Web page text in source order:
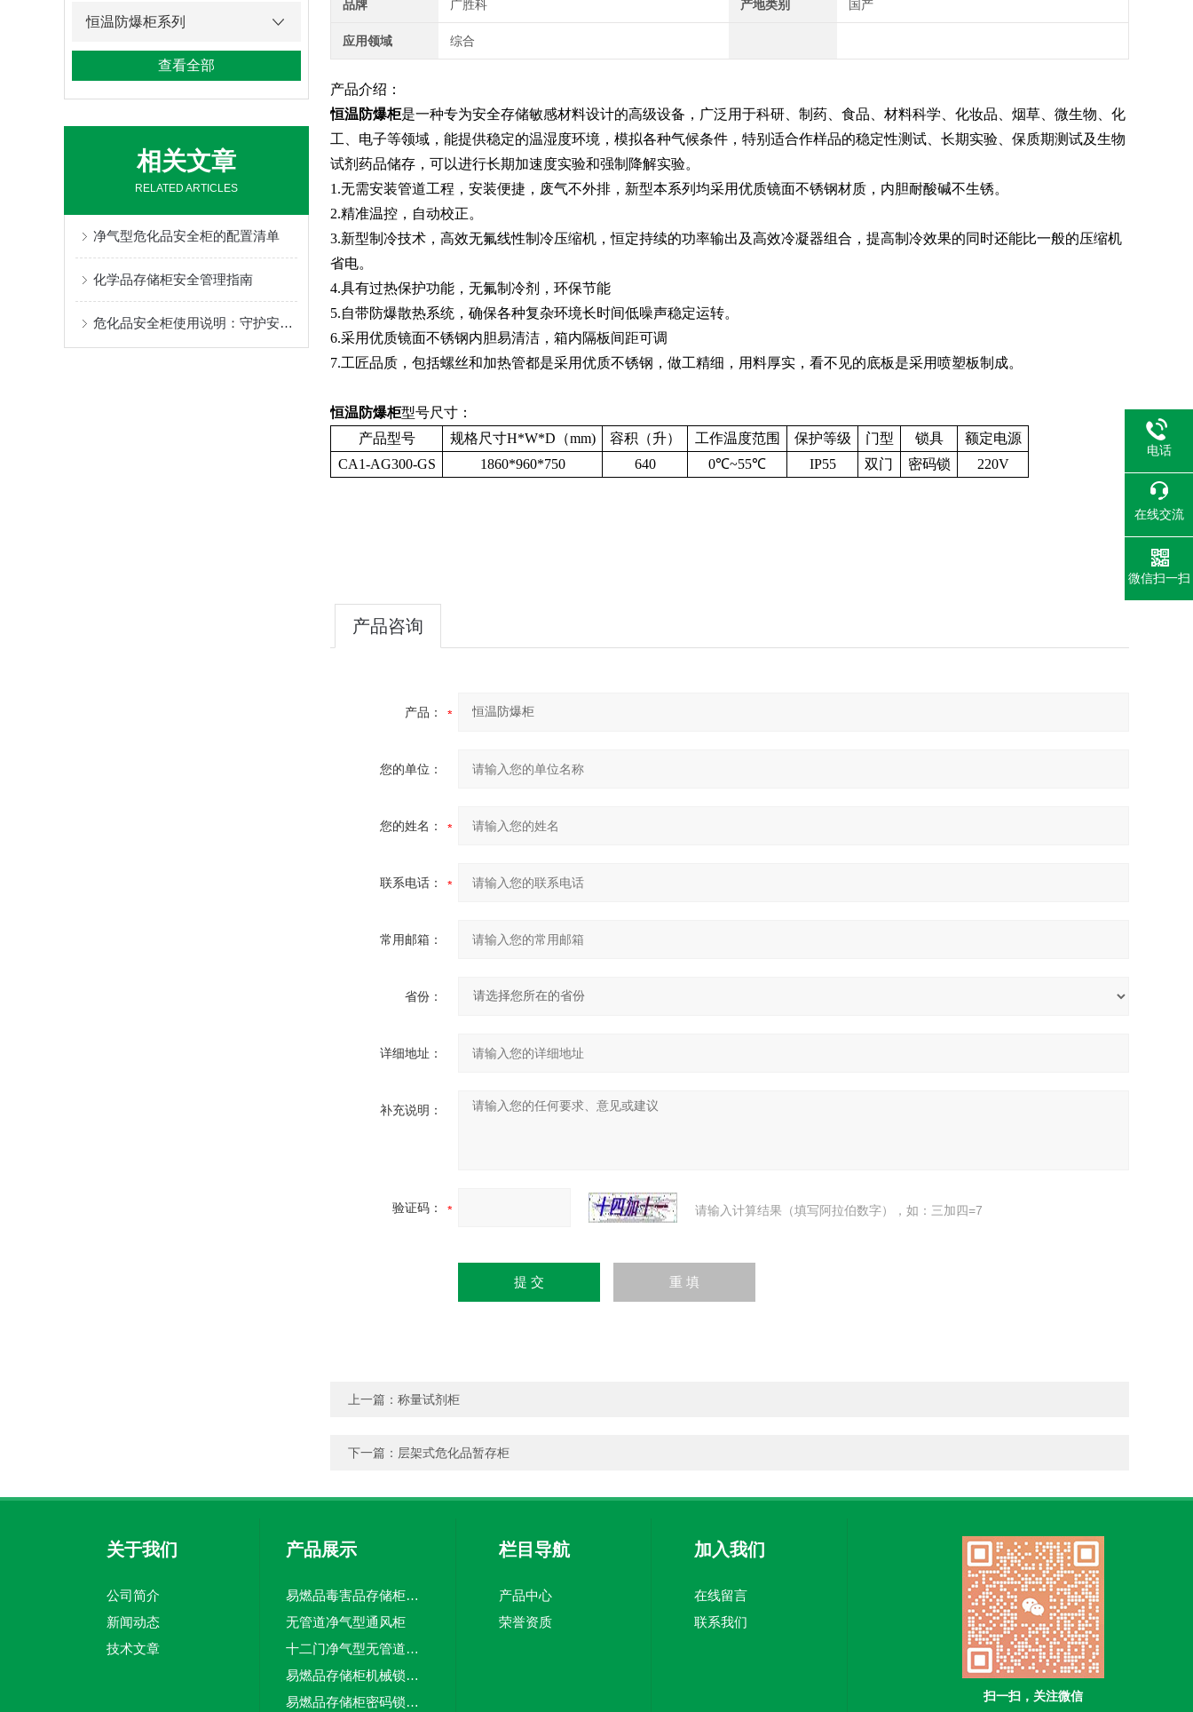
恒温防爆柜系列
查看全部
相关文章
RELATED ARTICLES
净气型危化品安全柜的配置清单
化学品存储柜安全管理指南
危化品安全柜使用说明：守护安全的每一步
品牌 广胜科 产地类别 国产
应用领域 综合
产品介绍：
恒温防爆柜是一种专为安全存储敏感材料设计的高级设备，广泛用于科研、制药、食品、材料科学、化妆品、烟草、微生物、化
工、电子等领域 ， 能提供稳定的温湿度环境，模拟各种气候条件，特别适合作样品的稳定性测试、长期实验、保质期测试及生物
试剂药品储存 ， 可以进行长期加速度实验和强制降解实验。
优点：1.无需安装管道工程，安装便捷，废气不外排，新型本系列均采用优质镜面不锈钢材质，内胆耐酸碱不生锈。
2.精准温控，自动校正。
3.新型制冷技术，高效无氟线性制冷压缩机，恒定持续的功率输出及高效冷凝器组合，提高制冷效果的同时还能比一般的压缩机
省电。
4.具有过热保护功能，无氟制冷剂，环保节能
5.自带防爆散热系统，确保各种复杂环境长时间低噪声稳定运转。
6.采用优质镜面不锈钢内胆易清洁，箱内隔板间距可调
7.工匠品质，包括螺丝和加热管都是采用优质不锈钢，做工精细，用料厚实，看不见的底板是采用喷塑板制成。
恒温防爆柜型号尺寸：
产品型号
规格尺寸H*W*D （mm) 容积（升） 工作温度范围 保护等级 门型 锁具
额定电源
CA1-AG300-GS
1860*960*750 640 0℃~55℃ IP55 双门 密码锁 220V
产品咨询
产品：
您的单位：
您的姓名：
联系电话：
常用邮箱：
省份：
详细地址：
补充说明：
验证码： 请输入计算结果（填写阿拉伯数字），如：三加四=7
上一篇： 称量试剂柜
下一篇： 层架式危化品暂存柜
关于我们
公司简介
新闻动态
技术文章
产品展示
易燃品毒害品存储柜防火防爆化学品安全柜
无管道净气型通风柜
十二门净气型无管道药品柜化学品存储柜
易燃品存储柜机械锁（全钢系列）
易燃品存储柜密码锁（全钢系列）
栏目导航
产品中心
荣誉资质
加入我们
在线留言
联系我们
扫一扫，关注微信
电话
在线交流
微信扫一扫